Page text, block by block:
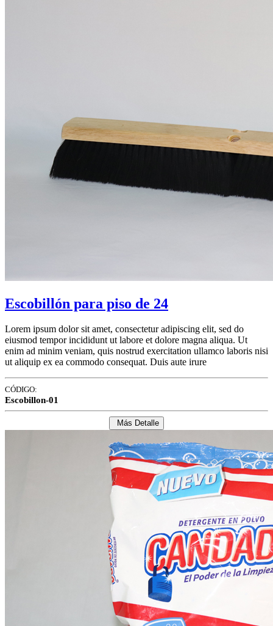
Escobillón para piso de 24
Lorem ipsum dolor sit amet, consectetur adipiscing elit, sed do
eiusmod tempor incididunt ut labore et dolore magna aliqua. Ut
enim ad minim veniam, quis nostrud exercitation ullamco laboris nisi
ut aliquip ex ea commodo consequat. Duis aute irure
CÓDIGO:
Escobillon-01
Más Detalle